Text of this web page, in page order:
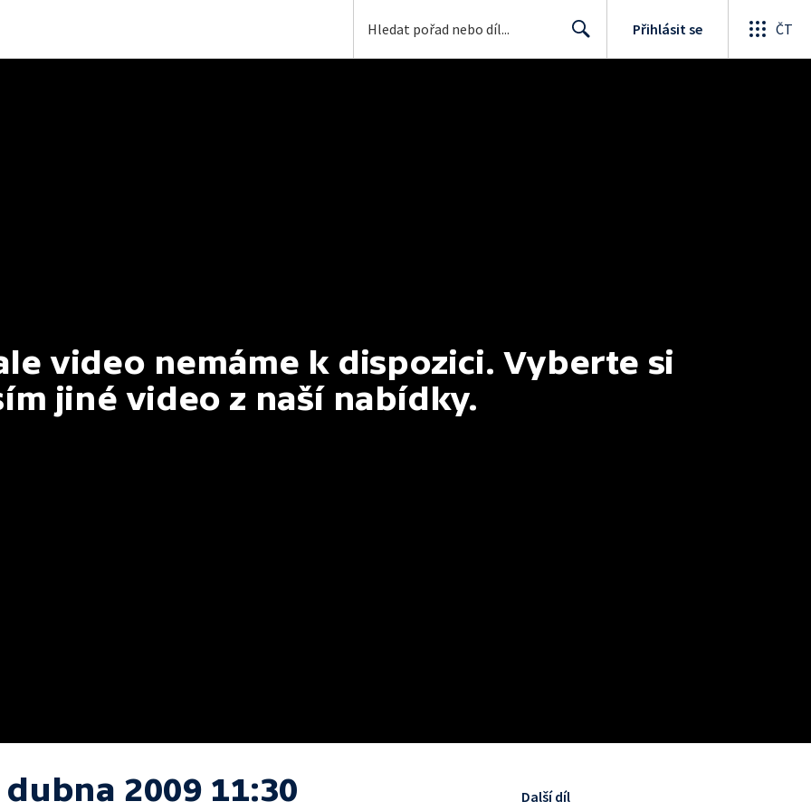
Přihlásit se ČT
video nemáme k dispozici. Vyberte si
jiné video z naší nabídky.
dubna 2009 11:30 Další díl